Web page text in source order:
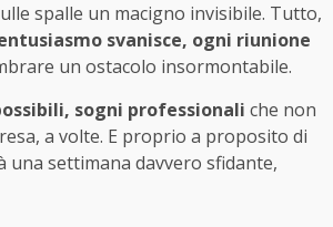
spalle un macigno invisibile. Tutto,
svanisce, ogni riunione
un ostacolo insormontabile.
sogni professionali che non
a volte. E proprio a proposito di
una settimana davvero sfidante,